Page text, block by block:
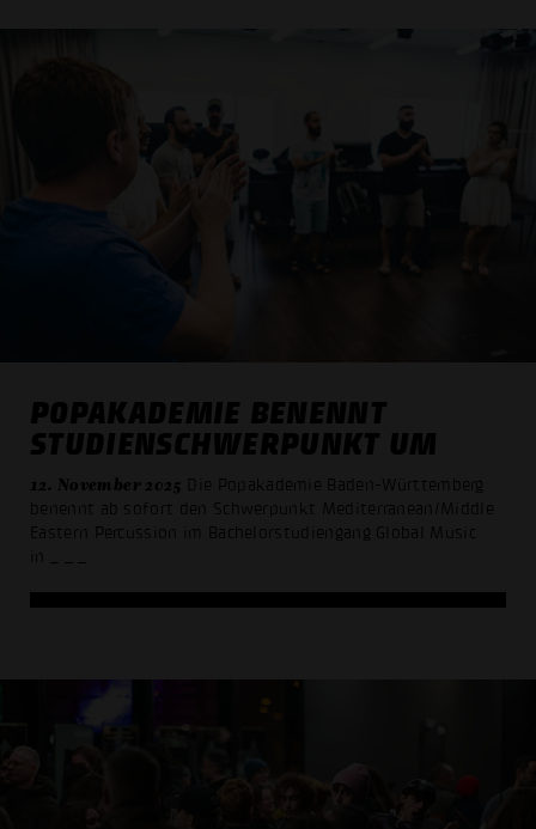
POPAKADEMIE BENENNT
STUDIENSCHWERPUNKT UM
12. November 2025 Die Popakademie Baden-Württemberg
benennt ab sofort den Schwerpunkt Mediterranean/Middle
Eastern Percussion im Bachelorstudiengang Global Music
in